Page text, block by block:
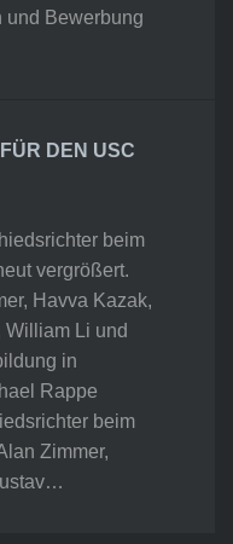
und Bewerbung
DEN USC
beim
vergrößert.
Havva Kazak,
William Li und
in
Rappe
beim
Zimmer,